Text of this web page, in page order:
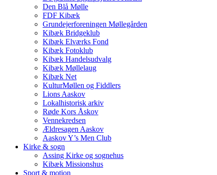
Den Blå Mølle
FDF Kibæk
Grundejerforeningen Møllegården
Kibæk Bridgeklub
Kibæk Elværks Fond
Kibæk Fotoklub
Kibæk Handelsudvalg
Kibæk Møllelaug
Kibæk Net
KulturMøllen og Fiddlers
Lions Aaskov
Lokalhistorisk arkiv
Røde Kors Åskov
Vennekredsen
Ældresagen Aaskov
Aaskov Y’s Men Club
Kirke & sogn
Assing Kirke og sognehus
Kibæk Missionshus
Sport & motion